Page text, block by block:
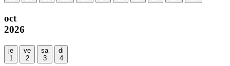
oct
2026
je
1
ve
2
sa
3
di
4